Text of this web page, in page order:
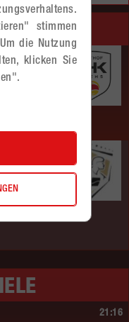
21:16
stimmen
die Nutzung
klicken Sie